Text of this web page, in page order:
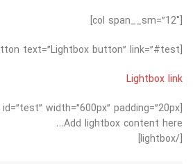
[col span__sm=”12″]
[button text=”Lightbox button” link=”#test”]
Lightbox link
[lightbox id=”test” width=”600px” padding=”20px”]
Add lightbox content here…
[/lightbox]